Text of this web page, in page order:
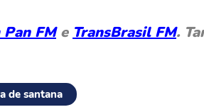
Pan FMe TransBrasil FM.
de santana